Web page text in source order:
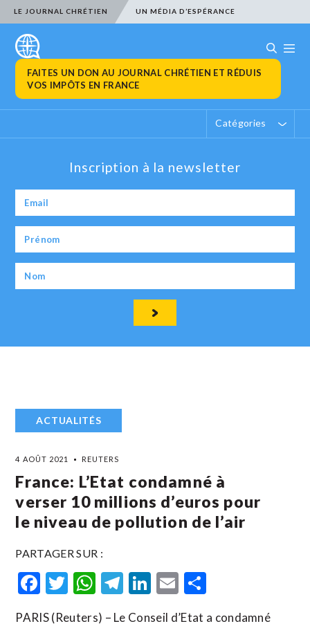
LE JOURNAL CHRÉTIEN UN MÉDIA D’ESPÉRANCE
FAITES UN DON AU JOURNAL CHRÉTIEN ET RÉDUIS
VOS IMPÔTS EN FRANCE
Catégories
Inscription à la newsletter
ACTUALITÉS
4 AOÛT 2021 REUTERS
France: L’Etat condamné à
verser 10 millions d’euros pour
le niveau de pollution de l’air
PARTAGER SUR :
Facebook
Twitter
WhatsApp
Telegram
LinkedIn
Email
PARIS (Reuters) – Le Conseil d’Etat a condamné